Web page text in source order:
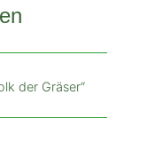
der Gräser“